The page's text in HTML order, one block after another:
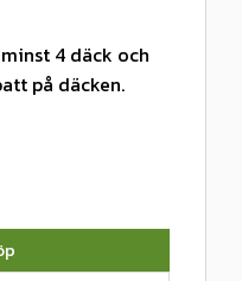
4 däck och
på däcken.